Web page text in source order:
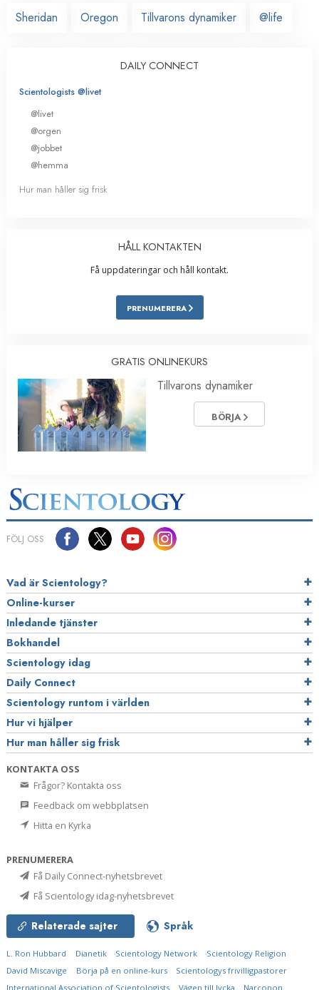
Sheridan
Oregon Tillvarons dynamiker @life
DAILY CONNECT
Scientologists @livet
@livet
@orgen
@jobbet
@hemma
Hur man håller sig frisk
HÅLL KONTAKTEN
Få uppdateringar och håll kontakt.
PRENUMERERA
GRATIS ONLINEKURS
Tillvarons dynamiker
BÖRJA
FÖLJ OSS
Vad är Scientology?
Online-kurser
Inledande tjänster
Bokhandel
Scientology idag
Daily Connect
Scientology runtom i världen
Hur vi hjälper
Hur man håller sig frisk
KONTAKTA OSS
Frågor? Kontakta oss
Feedback om webbplatsen
Hitta en Kyrka
PRENUMERERA
Få Daily Connect-nyhetsbrevet
Få Scientology idag-nyhetsbrevet
Relaterade sajter Språk
L. Ron Hubbard Dianetik Scientology Network
Scientology Religion
David Miscavige
Börja på en online-kurs
Scientologys frivilligpastorer
International Association of Scientologists
Vägen till lycka Narconon